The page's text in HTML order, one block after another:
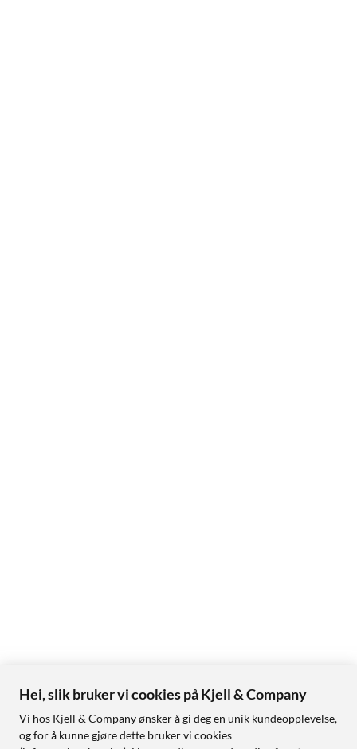
Hei, slik bruker vi cookies på Kjell & Company
Vi hos Kjell & Company ønsker å gi deg en unik kundeopplevelse,
og for å kunne gjøre dette bruker vi cookies